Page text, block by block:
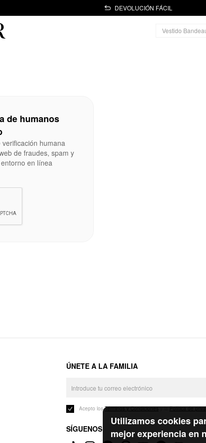
DEVOLUCIÓN FÁCIL
Utilizamos cookies
mejor experiencia en
de humanos
humana
de fraudes, spam y
en línea
ÚNETE A LA FAMILIA
Acepto losTérminos y Condicionesy laPolítica de
SÍGUENOS